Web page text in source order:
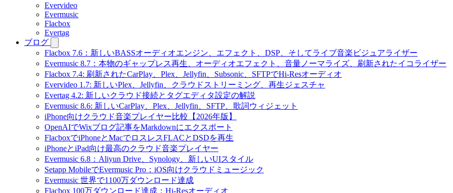
Evervideo
Evermusic
Flacbox
Evertag
ブログ
Flacbox 7.6：新しいBASSオーディオエンジン、エフェクト、DSP、そしてライブ音楽ビジュアライザー
Evermusic 8.7：本物のギャップレス再生、オーディオエフェクト、音量ノーマライズ、刷新されたイコライザー
Flacbox 7.4: 刷新されたCarPlay、Plex、Jellyfin、Subsonic、SFTPでHi-Resオーディオ
Evervideo 1.7: 新しいPlex、Jellyfin、クラウドストリーミング、再生ジェスチャ
Evertag 4.2: 新しいクラウド接続とタグエディタ設定の解説
Evermusic 8.6: 新しいCarPlay、Plex、Jellyfin、SFTP、歌詞ウィジェット
iPhone向けクラウド音楽プレイヤー比較【2026年版】
OpenAIでWixブログ記事をMarkdownにエクスポート
FlacboxでiPhoneとMacでロスレスFLACとDSDを再生
iPhoneとiPad向け最高のクラウド音楽プレイヤー
Evermusic 6.8：Aliyun Drive、Synology、新しいUIスタイル
Setapp MobileでEvermusic Pro：iOS向けクラウドミュージック
Evermusic 世界で1100万ダウンロード達成
Flacbox 100万ダウンロード達成：Hi-Resオーディオ